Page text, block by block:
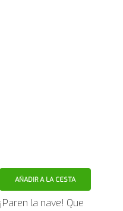
AÑADIR A LA CESTA
¡Paren la nave! Que